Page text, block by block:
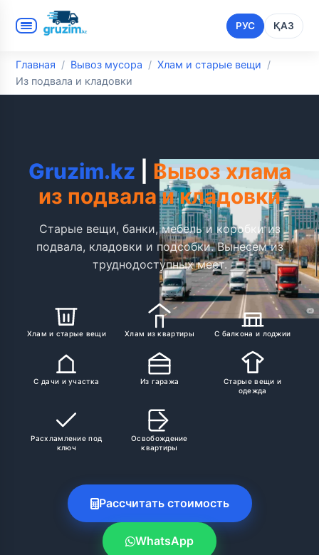
Главная Вывоз мусора
Хлам и старые вещи
Из подвала и кладовки
РУС ҚАЗ
Gruzim.kz
Вывоз хлама
из подвала и кладовки
Старые вещи, банки, мебель и коробки из
подвала, кладовки и подсобки. Вынесем из
труднодоступных мест.
Хлам и старые вещи Хлам из квартиры С балкона и лоджии
С дачи и участка Из гаража
Старые вещи и
одежда
Расхламление под
ключ
Освобождение
квартиры
Рассчитать стоимость
WhatsApp